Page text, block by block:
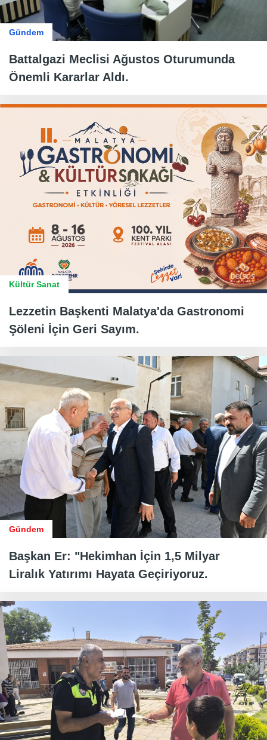
Gündem
Battalgazi Meclisi Ağustos Oturumunda
Önemli Kararlar Aldı.
Kültür Sanat
Lezzetin Başkenti Malatya'da Gastronomi
Şöleni İçin Geri Sayım.
Gündem
Başkan Er: "Hekimhan İçin 1,5 Milyar
Liralık Yatırımı Hayata Geçiriyoruz.